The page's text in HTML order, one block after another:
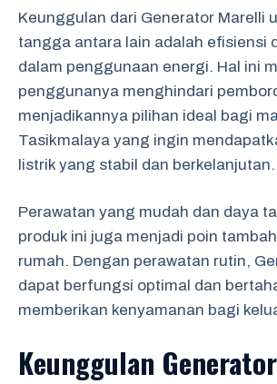
Keunggulan dari Generator Marelli
tangga antara lain adalah efisiensi
dalam penggunaan energi. Hal ini
penggunanya menghindari
menjadikannya pilihan ideal bagi
Tasikmalaya yang ingin
listrik yang stabil dan berkelanjutan.
Perawatan yang mudah dan daya
produk ini juga menjadi poin
rumah. Dengan perawatan rutin,
dapat berfungsi optimal dan
memberikan kenyamanan bagi
Keunggulan